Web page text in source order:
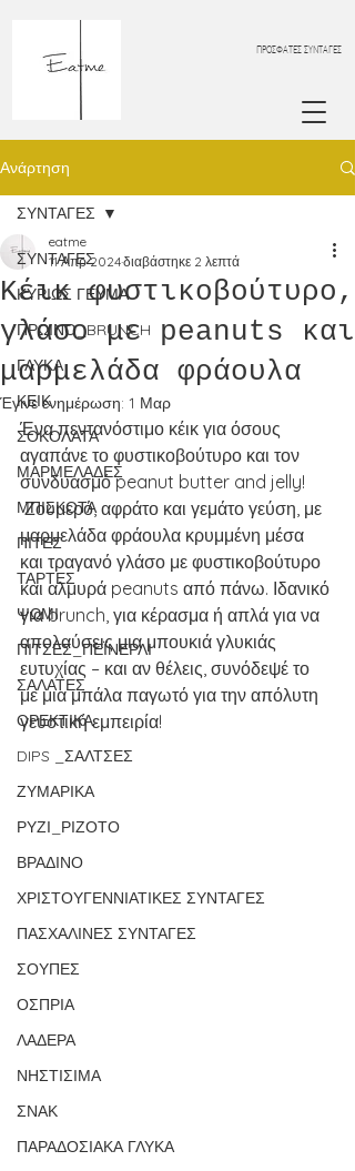
ΠΡΟΣΦΑΤΕΣ ΣΥΝΤΑΓΕΣ
Ανάρτηση
ΣΥΝΤΑΓΕΣ
ΚΥΡΙΩΣ ΓΕΥΜΑ
ΠΡΩΙΝΟ_BRUNCH
ΓΛΥΚΑ
ΚΕΙΚ
ΣΟΚΟΛΑΤΑ
ΜΑΡΜΕΛΑΔΕΣ
ΜΠΙΣΚΟΤΑ
ΠΙΤΕΣ
ΤΑΡΤΕΣ
ΨΩΜΙ
ΠΙΤΣΕΣ_ΠΕΪΝΕΡΛΙ
ΣΑΛΑΤΕΣ
ΟΡΕΚΤΙΚΑ
DIPS _ΣΑΛΤΣΕΣ
ΖΥΜΑΡΙΚΑ
ΡΥΖΙ_ΡΙΖΟΤΟ
ΒΡΑΔΙΝΟ
ΧΡΙΣΤΟΥΓΕΝΝΙΑΤΙΚΕΣ ΣΥΝΤΑΓΕΣ
ΠΑΣΧΑΛΙΝΕΣ ΣΥΝΤΑΓΕΣ
ΣΟΥΠΕΣ
ΟΣΠΡΙΑ
ΛΑΔΕΡΑ
ΝΗΣΤΙΣΙΜΑ
ΣΝΑΚ
ΠΑΡΑΔΟΣΙΑΚΑ ΓΛΥΚΑ
ΣΥΝΤΑΓΕΣ
Κέικ φυστικοβούτυρο,
γλάσο με peanuts και
μαρμελάδα φράουλα
eatme
11 Απρ 2024διαβάστηκε 2 λεπτά
Έγινε ενημέρωση: 1 Μαρ
Ένα πεντανόστιμο κέικ για όσους
αγαπάνε το φυστικοβούτυρο και τον
συνδυασμό peanut butter and jelly!
Ζουμερό, αφράτο και γεμάτο γεύση, με
μαρμελάδα φράουλα κρυμμένη μέσα
και τραγανό γλάσο με φυστικοβούτυρο
και αλμυρά peanuts από πάνω. Ιδανικό
για brunch, για κέρασμα ή απλά για να
απολαύσεις μια μπουκιά γλυκιάς
ευτυχίας – και αν θέλεις, συνόδεψέ το
με μια μπάλα παγωτό για την απόλυτη
γευστική εμπειρία!